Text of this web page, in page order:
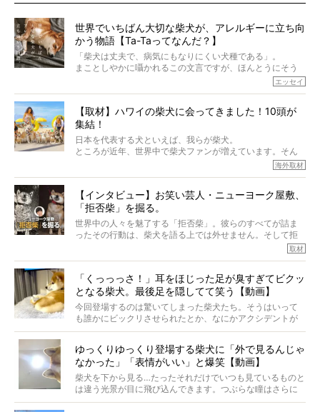
世界でいちばん大切な柴犬が、アレルギーに立ち向
かう物語【Ta-Taってなんだ？】
「柴犬は丈夫で、病気にもなりにくい犬種である」。
まことしやかに囁かれるこの文言ですが、ほんとうにそう
でも、いざそれぞれの個体を見ていくと、丈夫で病気にも
なりにくい、とは言えないような気もするのです。
実際に「病気にならない」などということはないし、飼い
主はそのためにやるべきことがある。
今回は、柴犬に関わる方たちすべてに読んで欲しい、ある
語でした。
※文章はご本人の了承を得て編集しています
※画像はすべてイメージです
※この記事は個人の感想であり、効果・効能を示すものではありません
エッセイ
【取材】ハワイの柴犬に会ってきました！10頭が
集結！
日本を代表する犬といえば、我らが柴犬。
ところが近年、世界中で柴犬ファンが増えています。そん
な中「柴犬ライフ」が目をつけたのは、南の楽園ハワイ。
そんな噂を聞きつけ、今回はハワイの柴犬たちを取材して
きました！
海外取材
【インタビュー】お笑い芸人・ニューヨーク屋敷、
「拒否柴」を掘る。
世界中の人々を魅了する「拒否柴」。彼らのすべてが詰ま
ったその行動は、柴犬を語る上では外せません。そして拒
否柴がここまで話題になるのは、“映える”ことも理由のひと
がるのでしょうか。
最近版画製作を始めた、お笑いコンビ「ニューヨーク」の
屋敷裕政さんに、拒否柴を掘っていただきました！ イン
タビューと合わせてご覧ください。
取材
「くっっっさ！」耳をほじった足が臭すぎてビクッ
となる柴犬。最後足を隠してて笑う【動画】
今回登場するのは驚いてしまった柴犬たち。そうはいって
も誰かにビックリさせられたとか、なにかアクシデントが
起きたとか、そういうことが原因ではありません。全ての
ゆっくりゆっくり登場する柴犬に「外で見るんじゃ
なかった」「表情がいい」と爆笑【動画】
柴犬を下から見る…たったそれだけでいつも見ているものと
は違う光景が目に飛び込んできます。つぶらな瞳はさらに
つぶらに見え、モフモフのお顔はさらにモフモフに見えま